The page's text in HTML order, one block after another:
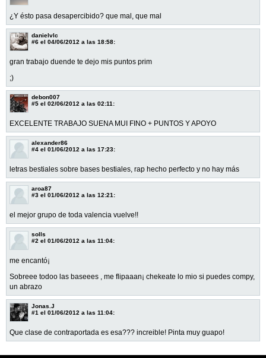
¿Y ésto pasa desapercibido? que mal, que mal
danielvlc
#6 el 04/06/2012 a las 18:58:
gran trabajo duende te dejo mis puntos prim
;)
debon007
#5 el 02/06/2012 a las 02:11:
EXCELENTE TRABAJO SUENA MUI FINO + PUNTOS Y APOYO
alexander86
#4 el 01/06/2012 a las 17:23:
letras bestiales sobre bases bestiales, rap hecho perfecto y no hay más
aroa87
#3 el 01/06/2012 a las 12:21:
el mejor grupo de toda valencia vuelve!!
solls
#2 el 01/06/2012 a las 11:04:
me encantó¡
Sobreee todoo las baseees , me flipaaan¡ chekeate lo mio si puedes compy,
un abrazo
Jonas.J
#1 el 01/06/2012 a las 11:04:
Que clase de contraportada es esa??? increible! Pinta muy guapo!